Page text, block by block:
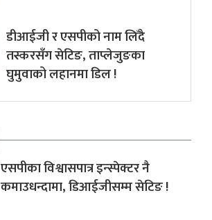
डीआईजी र एसपीको नाम लिँदै
तस्करसँग सेटिङ, ताप्लेजुङका
घुमुवाको लहानमा डिल !
एसपीका विश्वासपात्र इन्स्पेक्टर नै
कमाउधन्दामा, डिआईजीसम्म सेटिङ !